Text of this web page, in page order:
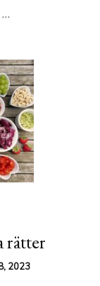
rätter
2023